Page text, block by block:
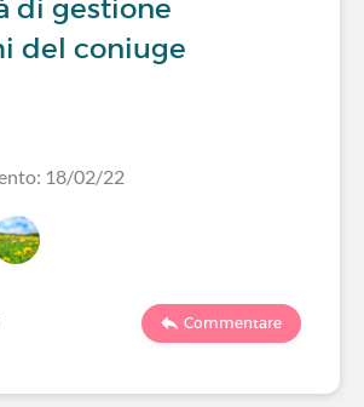
di gestione
del coniuge
18/02/22
Commentare